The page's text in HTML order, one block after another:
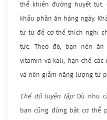
thể khiến đường huyết tụt.
khẩu phần ăn hàng ngày.
từ từ để cơ thể thích nghi
tức. Theo đó, bạn nên
vitamin và kali, hạn chế các
và nên giảm năng lượng từ
Chế độ luyện tập:Dù nhu
bạn cũng đừng bắt cơ thể